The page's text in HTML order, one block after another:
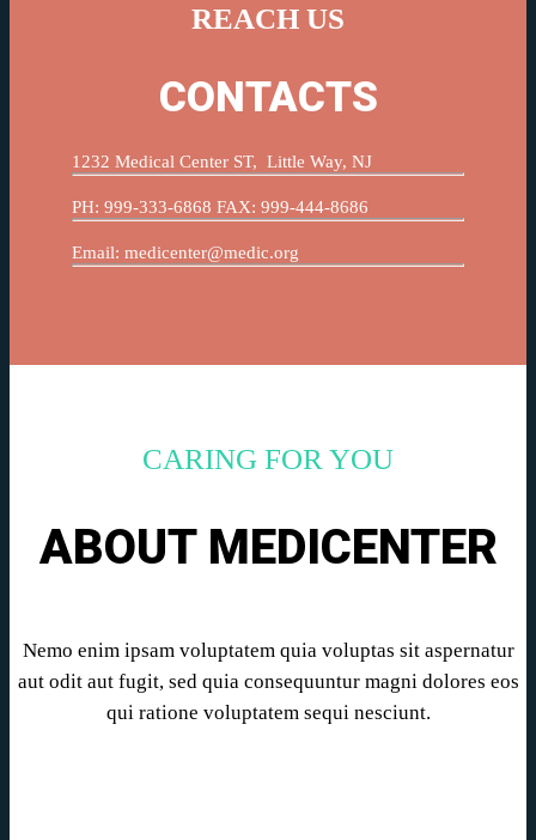
REACH US
CONTACTS
1232 Medical Center ST, Little Way, NJ
PH: 999-333-6868 FAX: 999-444-8686
Email: medicenter@medic.org
CARING FOR YOU
ABOUT MEDICENTER
Nemo enim ipsam voluptatem quia voluptas sit aspernatur
aut odit aut fugit, sed quia consequuntur magni dolores eos
qui ratione voluptatem sequi nesciunt.